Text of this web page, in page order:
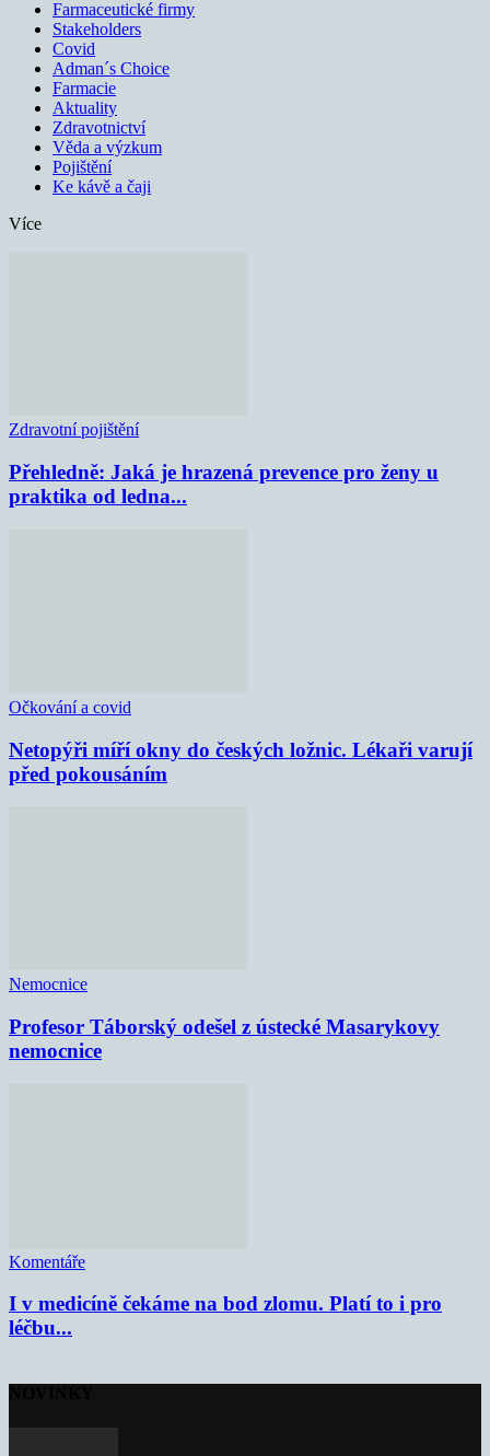
Farmaceutické firmy
Stakeholders
Covid
Adman´s Choice
Farmacie
Aktuality
Zdravotnictví
Věda a výzkum
Pojištění
Ke kávě a čaji
Více
Zdravotní pojištění
Přehledně: Jaká je hrazená prevence pro ženy u
praktika od ledna...
Očkování a covid
Netopýři míří okny do českých ložnic. Lékaři varují
před pokousáním
Nemocnice
Profesor Táborský odešel z ústecké Masarykovy
nemocnice
Komentáře
I v medicíně čekáme na bod zlomu. Platí to i pro
léčbu...